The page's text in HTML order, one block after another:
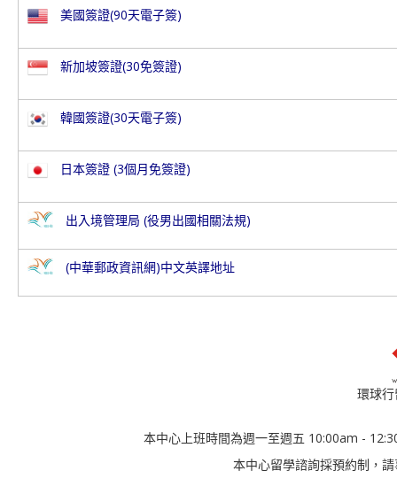
美國簽證(90天電子簽)
新加坡簽證(30免簽證)
韓國簽證(30天電子簽)
日本簽證 (3個月免簽證)
出入境管理局 (役男出國相關法規)
(中華郵政資訊網)中文英譯地址
環球
本中心上班時間為週一至週五 10:00am -
本中心留學諮詢採預約制，